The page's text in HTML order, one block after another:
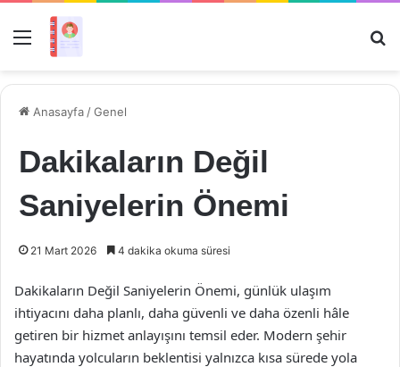
Menü
Anasayfa /Genel
Dakikaların Değil
Saniyelerin Önemi
21 Mart 2026 4 dakika okuma süresi
Dakikaların Değil Saniyelerin Önemi, günlük ulaşım
ihtiyacını daha planlı, daha güvenli ve daha özenli hâle
getiren bir hizmet anlayışını temsil eder. Modern şehir
hayatında yolcuların beklentisi yalnızca kısa sürede yola